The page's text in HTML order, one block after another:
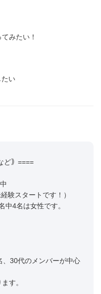
みたい！
たい
ど｠====
験スタートです！）
中4名は女性です。
、30代のメンバーが中心
す。